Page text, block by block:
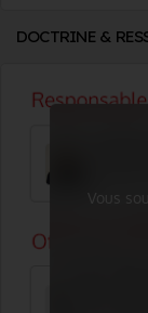
DOCTRINE &
Vous